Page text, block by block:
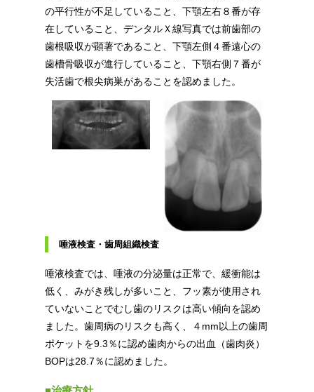
の平行性が不足していること、下顎左右８番が存
在していること、デンタルＸ線写真では前歯部の
歯根吸収が顕著であること、下顎左側４番遠心の
歯槽骨吸収が進行していること、下顎右側７番が
失活歯で根尖病巣があることを認めました。
唾液検査・歯周組織検査
唾液検査では、唾液の分泌量は正常で、緩衝能は
低く、みがき残しが多いこと、フッ素が使用され
ていないことでむし歯のリスクは高い傾向を認め
ました。歯周病のリスクも高く、４mm以上の歯周
ポケットを9.3％に認め歯肉からの出血（歯肉炎）
BOPは28.7％に認めました。